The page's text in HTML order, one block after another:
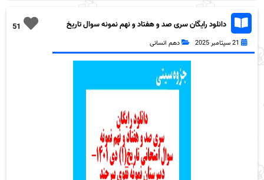
51
دانلود رایگان سری صد و هفتاد و نهم نمونه سوال تاریخ
دهم انسانی به همراه pdf
21 سپتامبر 2025 دهم انسانی